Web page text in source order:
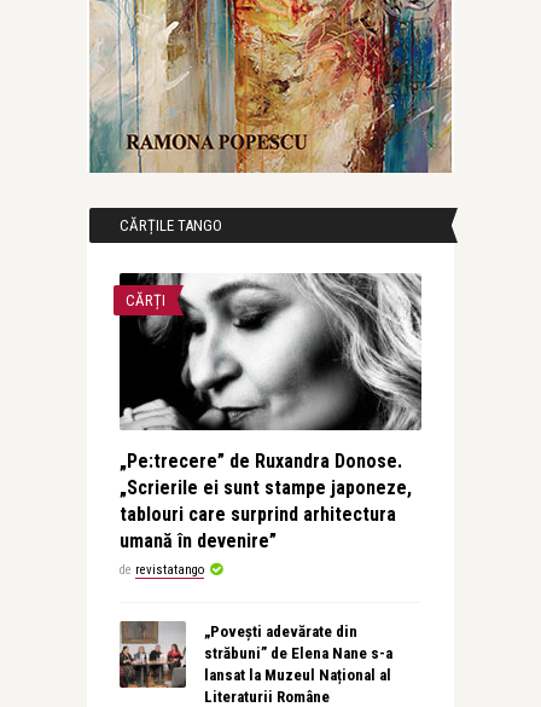
CĂRȚILE TANGO
CĂRȚI
„Pe:trecere” de Ruxandra Donose.
„Scrierile ei sunt stampe japoneze,
tablouri care surprind arhitectura
umană în devenire”
de revistatango
„Povești adevărate din
străbuni” de Elena Nane s-a
lansat la Muzeul Național al
Literaturii Române